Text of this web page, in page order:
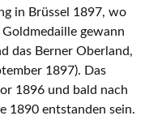
in Brüssel 1897, wo
gewann
das Berner Oberland,
1897). Das
1896 und bald nach
1890 entstanden sein.